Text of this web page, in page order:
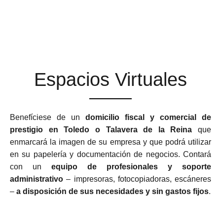
Espacios Virtuales
Benefíciese de un domicilio fiscal y comercial de
prestigio en Toledo o Talavera de la Reina que
enmarcará la imagen de su empresa y que podrá utilizar
en su papelería y documentación de negocios. Contará
con un equipo de profesionales y soporte
administrativo – impresoras, fotocopiadoras, escáneres
– a disposición de sus necesidades y sin gastos fijos.